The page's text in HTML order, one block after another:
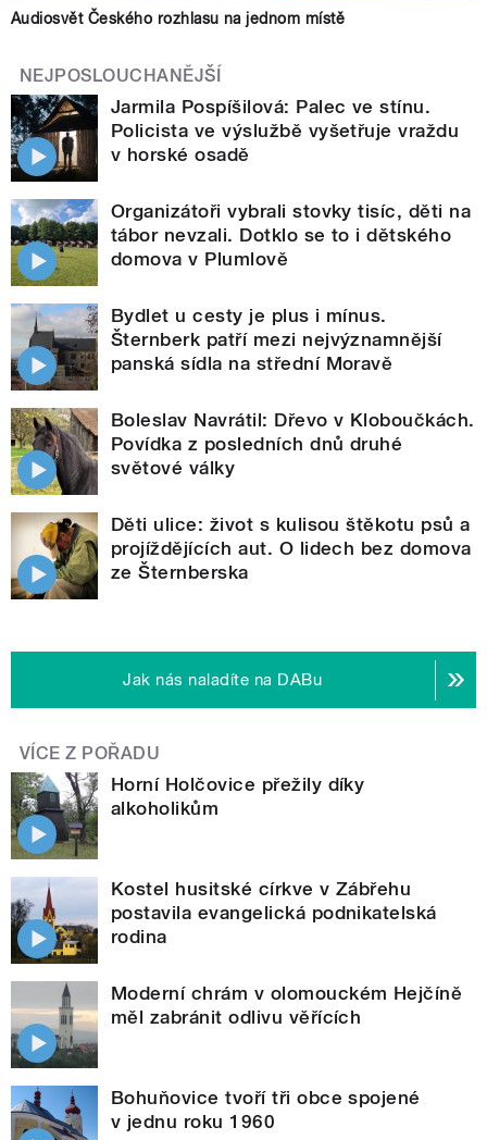
Audiosvět Českého rozhlasu na jednom místě
NEJPOSLOUCHANĚJŠÍ
Jarmila Pospíšilová: Palec ve stínu.
Policista ve výslužbě vyšetřuje vraždu
v horské osadě
Organizátoři vybrali stovky tisíc, děti na
tábor nevzali. Dotklo se to i dětského
domova v Plumlově
Bydlet u cesty je plus i mínus.
Šternberk patří mezi nejvýznamnější
panská sídla na střední Moravě
Boleslav Navrátil: Dřevo v Kloboučkách.
Povídka z posledních dnů druhé
světové války
Děti ulice: život s kulisou štěkotu psů a
projíždějících aut. O lidech bez domova
ze Šternberska
Jak nás naladíte na DABu
VÍCE Z POŘADU
Horní Holčovice přežily díky
alkoholikům
Kostel husitské církve v Zábřehu
postavila evangelická podnikatelská
rodina
Moderní chrám v olomouckém Hejčíně
měl zabránit odlivu věřících
Bohuňovice tvoří tři obce spojené
v jednu roku 1960